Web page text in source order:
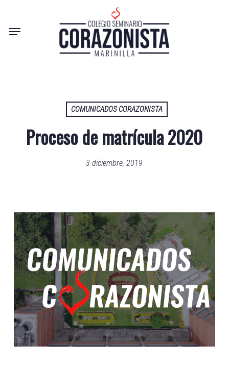
mainMenu
COMUNICADOS CORAZONISTA
Proceso de matrícula 2020
3 diciembre, 2019